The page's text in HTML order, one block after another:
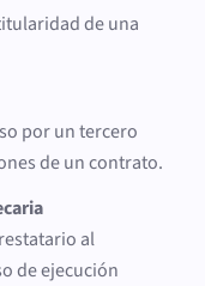
de una
por un tercero
de un contrato.
al
de ejecución